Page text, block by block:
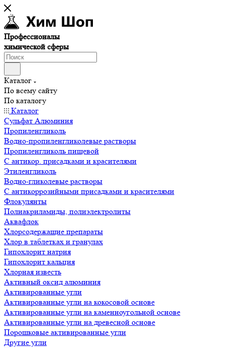
Профессионалы
химической сферы
Каталог
По всему сайту
По каталогу
Каталог
Сульфат Алюминия
Пропиленгликоль
Водно-пропиленгликолевые растворы
Пропиленгликоль пищевой
С антикор. присадками и красителями
Этиленгликоль
Водно-гликолевые растворы
С антикоррозийными присадками и красителями
Флокулянты
Полиакриламиды, полиэлектролиты
Аквафлок
Хлорсодержащие препараты
Хлор в таблетках и гранулах
Гипохлорит натрия
Гипохлорит кальция
Хлорная известь
Активный оксид алюминия
Активированные угли
Активированные угли на кокосовой основе
Активированные угли на каменноугольной основе
Активированные угли на древесной основе
Порошковые активированные угли
Другие угли